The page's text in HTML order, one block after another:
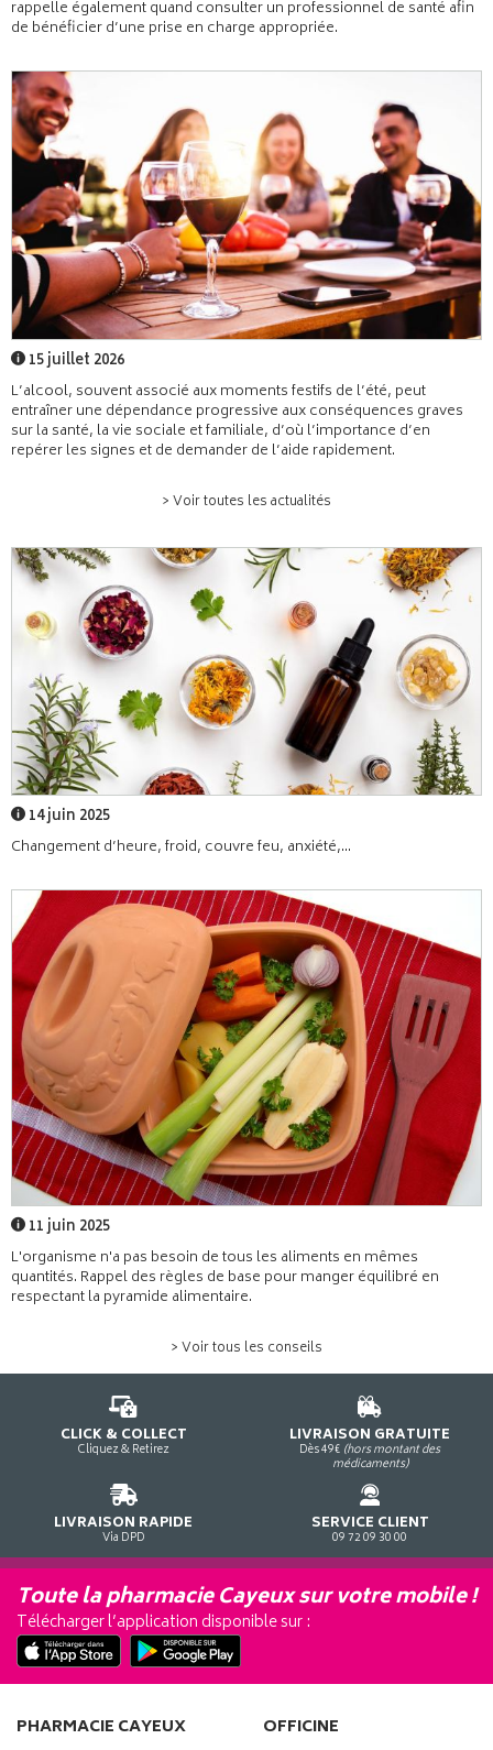
rappelle également quand consulter un professionnel de santé afin
de bénéficier d’une prise en charge appropriée.
15 juillet 2026
L’alcool, souvent associé aux moments festifs de l’été, peut
entraîner une dépendance progressive aux conséquences graves
sur la santé, la vie sociale et familiale, d’où l’importance d’en
repérer les signes et de demander de l’aide rapidement.
> Voir toutes les actualités
14 juin 2025
Changement d’heure, froid, couvre feu, anxiété,...
11 juin 2025
L'organisme n'a pas besoin de tous les aliments en mêmes
quantités. Rappel des règles de base pour manger équilibré en
respectant la pyramide alimentaire.
> Voir tous les conseils
CLICK & COLLECT
Cliquez & Retirez
LIVRAISON GRATUITE
Dès 49€ (hors montant des
médicaments)
LIVRAISON RAPIDE
Via DPD
SERVICE CLIENT
09 72 09 30 00
Toute la pharmacie Cayeux sur votre mobile !
Télécharger l’application disponible sur :
PHARMACIE CAYEUX OFFICINE